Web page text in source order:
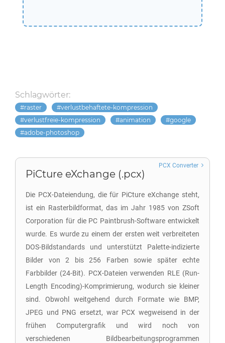
Schlagwörter:
raster
verlustbehaftete-kompression
verlustfreie-kompression
animation
google
adobe-photoshop
PiCture eXchange (.pcx)
Die PCX-Dateiendung, die für PiCture eXchange steht,
ist ein Rasterbildformat, das im Jahr 1985 von ZSoft
Corporation für die PC Paintbrush-Software entwickelt
wurde. Es wurde zu einem der ersten weit verbreiteten
DOS-Bildstandards und unterstützt Palette-indizierte
Bilder von 2 bis 256 Farben sowie später echte
Farbbilder (24-Bit). PCX-Dateien verwenden RLE (Run-
Length Encoding)-Komprimierung, wodurch sie kleiner
sind. Obwohl weitgehend durch Formate wie BMP,
JPEG und PNG ersetzt, war PCX wegweisend in der
frühen Computergrafik und wird noch von
verschiedenen Bildbearbeitungsprogrammen
PCX Converter